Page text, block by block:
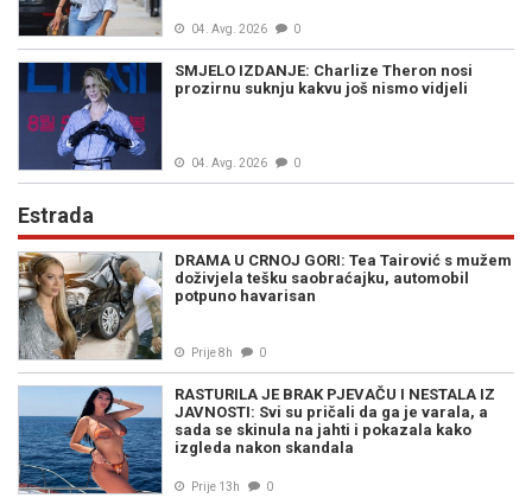
04. Avg. 2026 0
SMJELO IZDANJE: Charlize Theron nosi
prozirnu suknju kakvu još nismo vidjeli
04. Avg. 2026 0
Estrada
DRAMA U CRNOJ GORI: Tea Tairović s mužem
doživjela tešku saobraćajku, automobil
potpuno havarisan
Prije 8h 0
RASTURILA JE BRAK PJEVAČU I NESTALA IZ
JAVNOSTI: Svi su pričali da ga je varala, a
sada se skinula na jahti i pokazala kako
izgleda nakon skandala
Prije 13h 0